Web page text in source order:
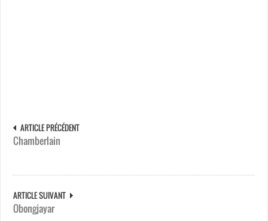
ARTICLE PRÉCÉDENT
Chamberlain
ARTICLE SUIVANT
Obongjayar